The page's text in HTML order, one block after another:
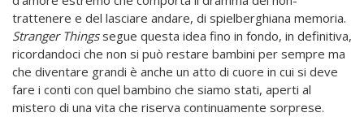
trattenere e del lasciare andare, di spielberghiana memoria.
Stranger Thingssegue questa idea fino in fondo, in definitiva,
ricordandoci che non si può restare bambini per sempre ma
che diventare grandi è anche un atto di cuore in cui si deve
fare i conti con quel bambino che siamo stati, aperti al
mistero di una vita che riserva continuamente sorprese.